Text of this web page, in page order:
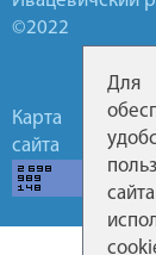
©2022
Карта
сайта
связь
Для
сайта